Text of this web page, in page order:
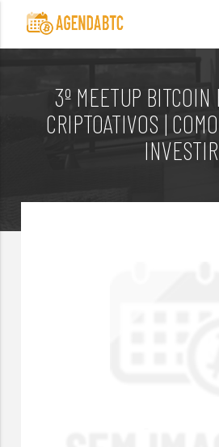
3º MEETUP BITCOIN
CRIPTOATIVOS |
INVESTIR